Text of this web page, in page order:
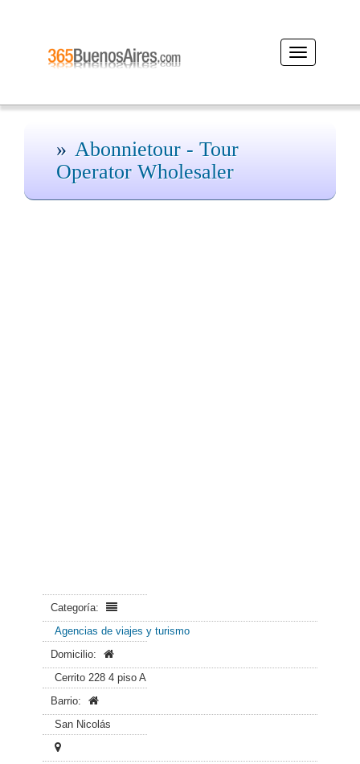
Desplegar
navegación
Abonnietour - Tour
Operator Wholesaler
Categoría:
Agencias de viajes y turismo
Domicilio:
Cerrito 228 4 piso A
Barrio:
San Nicolás